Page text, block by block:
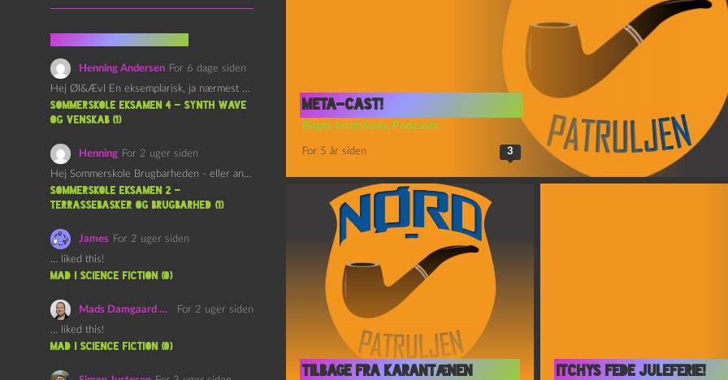
Meta-cast!
Bøger, Interviews, Podcasts
For 5 år siden 3
Tilbage fra karantænen Itchys fede juleferie!
Henning Andersen For 6 dage siden
Hej Øl&Ævl En eksemplarisk, ja nærmest yndefuld, afslutning på SOMMERSKOLEN.…
Sommerskole Eksamen 4 – Synth Wave
og Venskab (1)
Henning For 2 uger siden
Hej Sommerskole Brugbarheden - eller anvendeligheden - af "Øl&Ævl" er…
Sommerskole Eksamen 2 –
Terrassebasker og Brugbarhed (1)
James For 2 uger siden
… liked this!
mad i science fiction (0)
Mads Damgaard Mortensen (Å)
For 2 uger siden
… liked this!
mad i science fiction (0)